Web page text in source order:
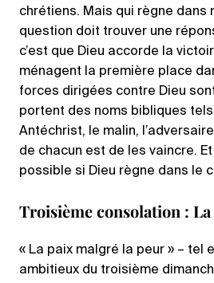
chrétiens. Mais qui règne
question doit trouver une
c’est que Dieu accorde la
ménagent la première place
forces dirigées contre Dieu
portent des noms bibliques tels
Antéchrist, le malin,
de chacun est de les vaincre.
possible si Dieu règne dans le
Troisième consolation :
« La paix malgré la peur » – tel
ambitieux du troisième